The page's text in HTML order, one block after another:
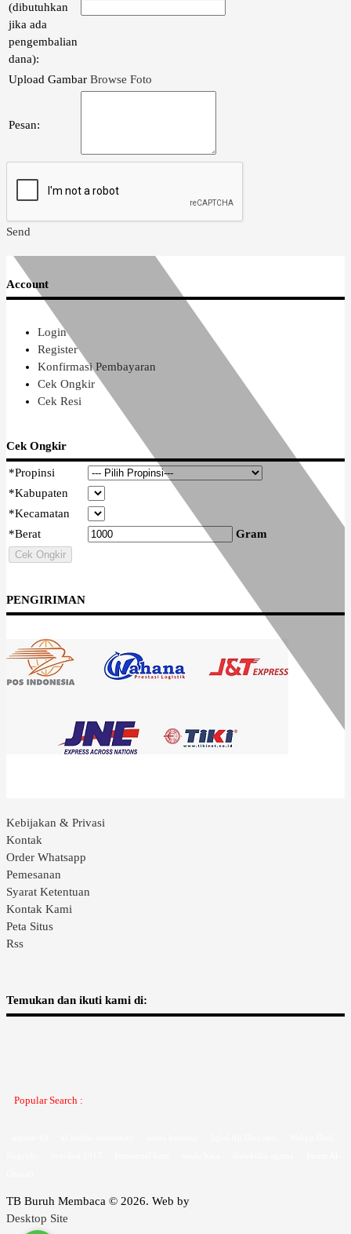
(dibutuhkan
jika ada
pengembalian
dana):
Upload Gambar Browse Foto
Pesan:
Send
Account
Login
Register
Konfirmasi Pembayaran
Cek Ongkir
Cek Resi
Cek Ongkir
*Propinsi
*Kabupaten
*Kecamatan
*Berat Gram
Cek Ongkir
PENGIRIMAN
Kebijakan & Privasi
Kontak
Order Whatsapp
Pemesanan
Syarat Ketentuan
Kontak Kami
Peta Situs
Rss
Temukan dan ikuti kami di:
Popular Search :
TB Buruh Membaca © 2026. Web by
Desktop Site